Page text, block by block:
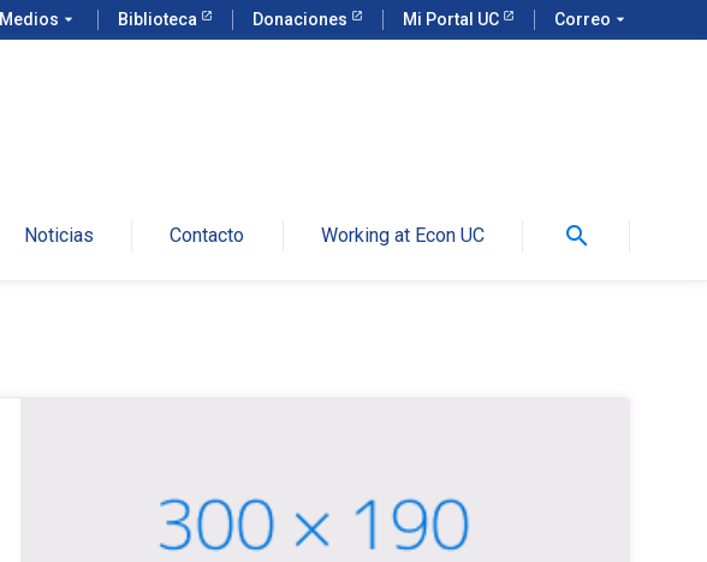
Medios arrow_drop_down Biblioteca Donaciones Mi Portal UC Correo arrow_drop_down
Noticias Contacto Working at Econ UC search